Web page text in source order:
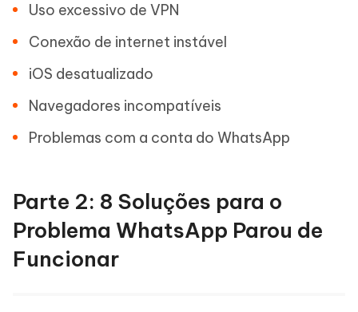
Uso excessivo de VPN
Conexão de internet instável
iOS desatualizado
Navegadores incompatíveis
Problemas com a conta do WhatsApp
Parte 2: 8 Soluções para o
Problema WhatsApp Parou de
Funcionar